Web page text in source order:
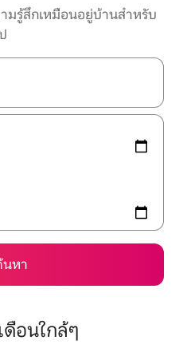
รู้สึกเหมือนอยู่บ้านสำหรับ
รือปัด เพื่อสำรวจผลการค้นหา
นหา
อนใกล้ๆ